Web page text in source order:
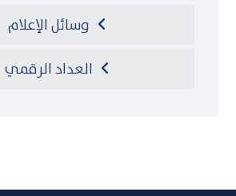
وسائل الإعلام
العداد الرقمي